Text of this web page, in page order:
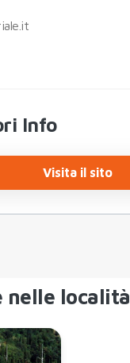
Info
Visita il sito
nelle località